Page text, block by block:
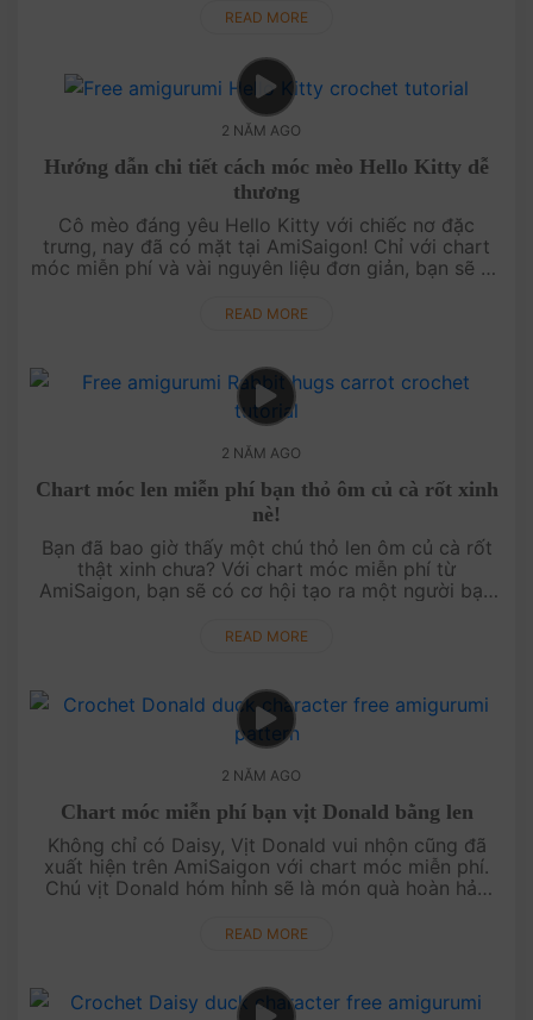
sợi cho riêng....
READ MORE
2 NĂM AGO
Hướng dẫn chi tiết cách móc mèo Hello Kitty dễ
thương
Cô mèo đáng yêu Hello Kitty với chiếc nơ đặc
trưng, nay đã có mặt tại AmiSaigon! Chỉ với chart
móc miễn phí và vài nguyên liệu đơn giản, bạn sẽ dễ
kỳ đáng yêu và mang ph....
READ MORE
2 NĂM AGO
Chart móc len miễn phí bạn thỏ ôm củ cà rốt xinh
nè!
Bạn đã bao giờ thấy một chú thỏ len ôm củ cà rốt
thật xinh chưa? Với chart móc miễn phí từ
AmiSaigon, bạn sẽ có cơ hội tạo ra một người bạn
trưng bày hoặc tặng cho những n....
READ MORE
2 NĂM AGO
Chart móc miễn phí bạn vịt Donald bằng len
Không chỉ có Daisy, Vịt Donald vui nhộn cũng đã
xuất hiện trên AmiSaigon với chart móc miễn phí.
Chú vịt Donald hóm hỉnh sẽ là món quà hoàn hảo
ngay và tạo ra một sản phẩm ....
READ MORE